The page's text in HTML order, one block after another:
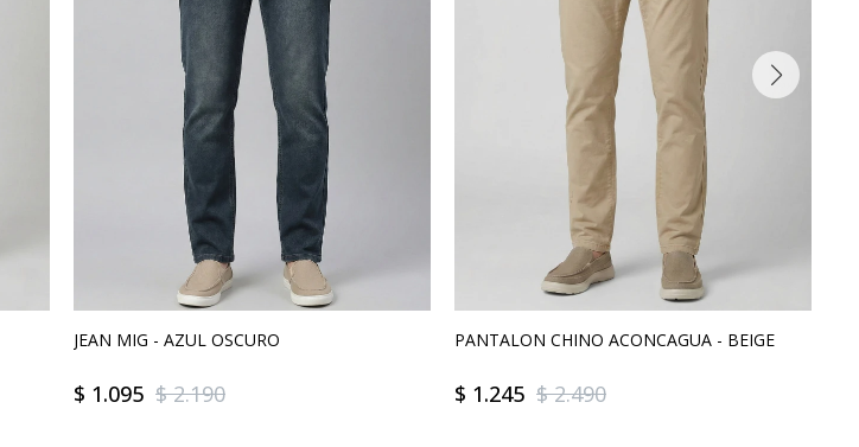
JEAN MIG - AZUL OSCURO
$ 1.095 $ 2.190
PANTALON CHINO ACONCAGUA - BEIGE
$ 1.245 $ 2.490